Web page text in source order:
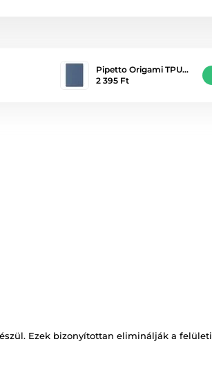
Pipetto Origami TPU…
2 395 Ft
Ezek bizonyítottan eliminálják a felületi